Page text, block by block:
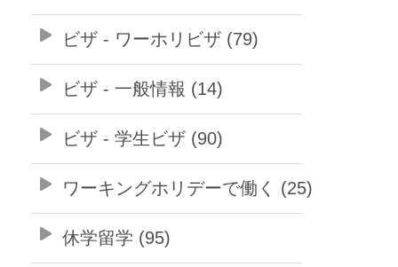
ビザ - ワーホリビザ (79)
ビザ - 一般情報 (14)
ビザ - 学生ビザ (90)
ワーキングホリデーで働く (25)
休学留学 (95)